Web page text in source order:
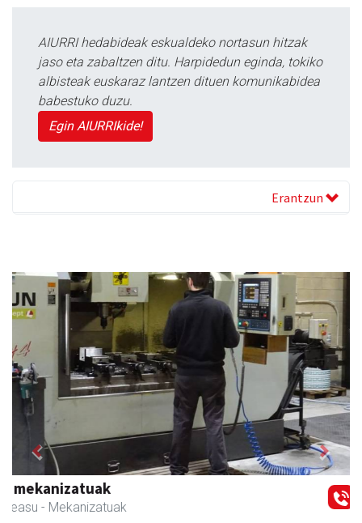
AIURRI hedabideak eskualdeko nortasun hitzak
jaso eta zabaltzen ditu. Harpidedun eginda, tokiko
albisteak euskaraz lantzen dituen komunikabidea
babestuko duzu.
Egin AIURRIkide!
Erantzun
Javier Iraola harategia
Asteasu - Harategiak
Previous Next